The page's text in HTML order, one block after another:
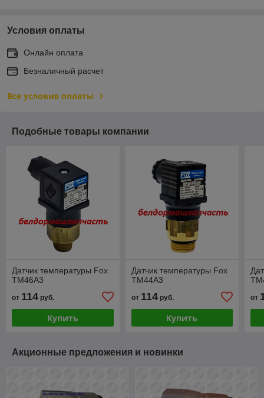
Условия оплаты
Онлайн оплата
Безналичный расчет
Все условия оплаты
Подобные товары компании
Датчик температуры Fox
TM46A3
от 114 руб.
Купить
Датчик температуры Fox
TM44A3
от 114руб.
Купить
от
Акционные предложения и новинки